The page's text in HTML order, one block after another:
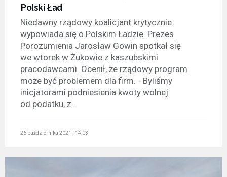
Polski Ład
Niedawny rządowy koalicjant krytycznie
wypowiada się o Polskim Ładzie. Prezes
Porozumienia Jarosław Gowin spotkał się
we wtorek w Żukowie z kaszubskimi
pracodawcami. Ocenił, że rządowy program
może być problemem dla firm. - Byliśmy
inicjatorami podniesienia kwoty wolnej
od podatku, z...
26 października 2021 - 14:03